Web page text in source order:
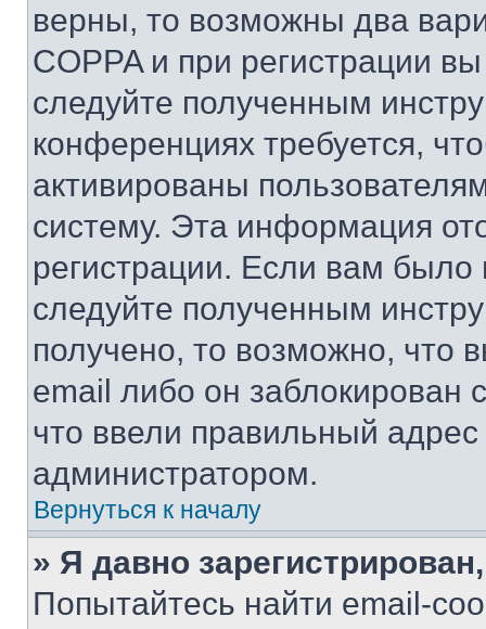
верны, то возможны два
COPPA и при регистрации
следуйте полученным
конференциях требуется,
активированы
систему. Эта информация
регистрации. Если вам
следуйте полученным
получено, то возможно, что
email либо он
что ввели правильный адрес
администратором.
Вернуться к началу
» Я давно
Попытайтесь найти email-